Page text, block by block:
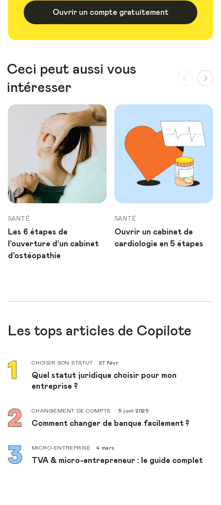
Ouvrir un compte gratuitement
Ceci peut aussi vous
intéresser
SANTÉ
Les 6 étapes de
l’ouverture d’un cabinet
d’ostéopathie
SANTÉ
Ouvrir un cabinet de
cardiologie en 5 étapes
Les tops articles de Copilote
CHOISIR SON STATUT 27 févr.
Quel statut juridique choisir pour mon
entreprise ?
CHANGEMENT DE COMPTE 5 juin 2025
Comment changer de banque facilement ?
MICRO-ENTREPRISE 4 mars
TVA & micro-entrepreneur : le guide complet